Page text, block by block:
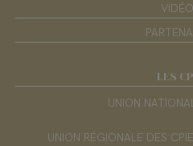
LES
UNION
UNION RÉGIONALE DES